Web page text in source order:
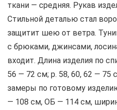
ткани — средняя. Рукав
Стильной деталью стал
защитит шею от ветра.
с брюками, джинсами,
входит. Длина изделия по
56 — 72 см; р. 58, 60, 62 — 75
замеры по готовому
— 108 см, ОБ — 114 см,